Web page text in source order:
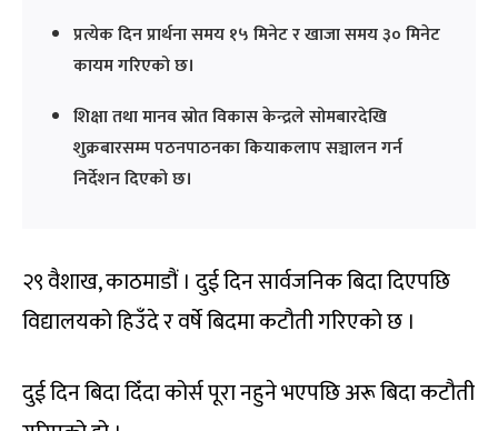
प्रत्येक दिन प्रार्थना समय १५ मिनेट र खाजा समय ३० मिनेट
कायम गरिएको छ।
शिक्षा तथा मानव स्रोत विकास केन्द्रले सोमबारदेखि
शुक्रबारसम्म पठनपाठनका कियाकलाप सञ्चालन गर्न
निर्देशन दिएको छ।
२९ वैशाख, काठमाडौं । दुई दिन सार्वजनिक बिदा दिएपछि
विद्यालयको हिउँदे र वर्षे बिदमा कटौती गरिएको छ ।
दुई दिन बिदा दिँदा कोर्स पूरा नहुने भएपछि अरू बिदा कटौती